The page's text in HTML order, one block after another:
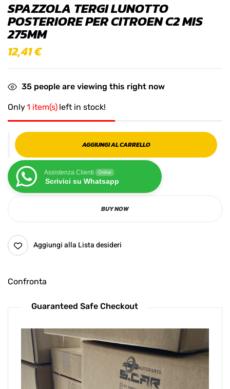
SPAZZOLA TERGI LUNOTTO
POSTERIORE PER CITROEN C2 MIS
275MM
12,41€
35 people are viewing this right now
Only1 item(s) left in stock!
AGGIUNGI AL CARRELLO
Assistenza Clienti Online
Scrivici su Whatsapp
BUY NOW
Aggiungi alla Lista desideri
Confronta
Guaranteed Safe Checkout